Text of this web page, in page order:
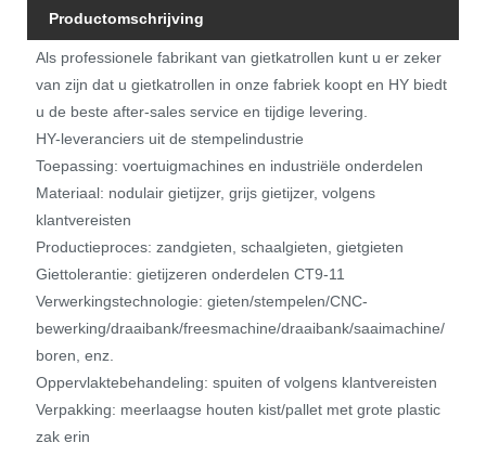
Productomschrijving
Als professionele fabrikant van gietkatrollen kunt u er zeker
van zijn dat u gietkatrollen in onze fabriek koopt en HY biedt
u de beste after-sales service en tijdige levering.
HY-leveranciers uit de stempelindustrie
Toepassing: voertuigmachines en industriële onderdelen
Materiaal: nodulair gietijzer, grijs gietijzer, volgens
klantvereisten
Productieproces: zandgieten, schaalgieten, gietgieten
Giettolerantie: gietijzeren onderdelen CT9-11
Verwerkingstechnologie: gieten/stempelen/CNC-
bewerking/draaibank/freesmachine/draaibank/saaimachine/
boren, enz.
Oppervlaktebehandeling: spuiten of volgens klantvereisten
Verpakking: meerlaagse houten kist/pallet met grote plastic
zak erin